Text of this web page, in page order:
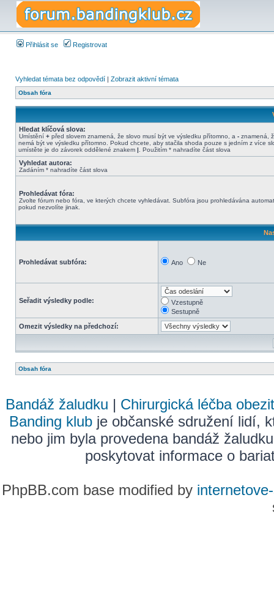
Přihlásit se Registrovat
Vyhledat témata bez odpovědí | Zobrazit aktivní témata
Obsah fóra
Hledat klíčová slova:
Umístění + před slovem znamená, že slovo musí být ve výsledku přítomno, a - znamená,
nemá být ve výsledku přítomno. Pokud chcete, aby stačila shoda pouze s jedním z více
umístěte je do závorek oddělené znakem | . Použitím * nahradíte část slova
Vyhledat autora:
Zadáním * nahradíte část slova
Prohledávat fóra:
Zvolte fórum nebo fóra, ve kterých chcete vyhledávat. Subfóra jsou prohledávána
pokud nezvolíte jinak.
Prohledávat subfóra: Ano Ne
Seřadit výsledky podle:
Vzestupně
Sestupně
Omezit výsledky na předchozí:
Obsah fóra
Bandáž žaludku | Chirurgická léčba
Banding klub je občanské sdružení lidí,
nebo jim byla provedena bandáž
poskytovat informace o
PhpBB.com base modified by